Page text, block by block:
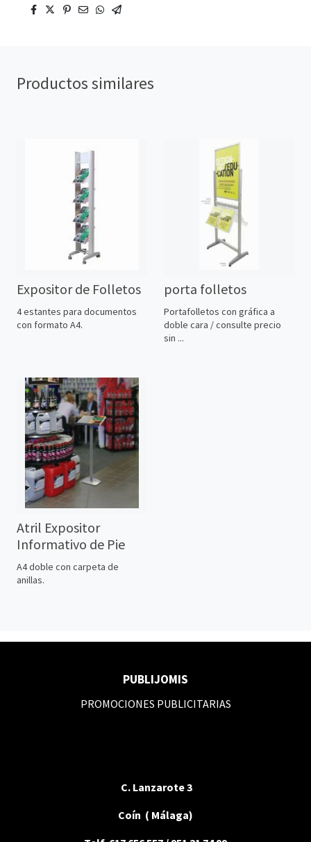
Productos similares
Expositor de Folletos
4 estantes para documentos
con formato A4.
porta folletos
Portafolletos con gráfica a
doble cara / consulte precio
sin ...
Atril Expositor
Informativo de Pie
A4 doble con carpeta de
anillas.
PUBLIJOMIS
PROMOCIONES PUBLICITARIAS
C. Lanzarote 3
Coín ( Málaga)